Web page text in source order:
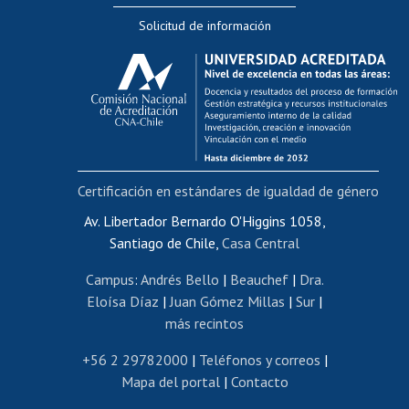
Evaluación docente
Calificación académica
Postulación al AUCAI
Funcionarias/os
Cursos internos de capacitación
Bienestar del personal
Portal de movilidad interna
Certificado de renta
Certificado de renta honorarios
Editar páginas blancas
Extranjeras/os
Revalidación y reconocimiento de títulos
Postulación al Programa de Movilidad Estudiantil
Solicitud de información
Av. Libertador Bernardo O'Higgins 1058,
Santiago de Chile, Casa Central
Campus: Andrés Bello | Beauchef| Dra.
Eloísa Díaz |Juan Gómez Millas | Sur |
más recintos
+56 2 29782000 | Teléfonos y correos |
Mapa del portal| Contacto
Certificación en estándares de igualdad de género